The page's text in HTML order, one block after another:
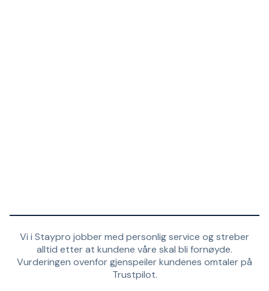
Vi i Staypro jobber med personlig service og streber
alltid etter at kundene våre skal bli fornøyde.
Vurderingen ovenfor gjenspeiler kundenes omtaler på
Trustpilot.